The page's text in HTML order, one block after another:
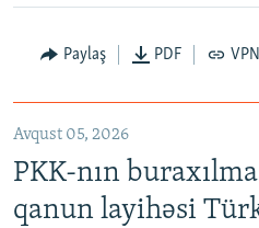
Paylaş PDF
Avqust 05, 2026
PKK-nın
qanun layihəsi